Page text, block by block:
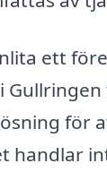
ett
för
handlar